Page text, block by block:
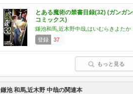
とある魔術の禁書目録(32) (ガンガン
コミックス)
鎌池和馬,近木野中哉,はいむらきよたか
登録
37
もっと見る
鎌池 和馬,近木野 中哉の関連本